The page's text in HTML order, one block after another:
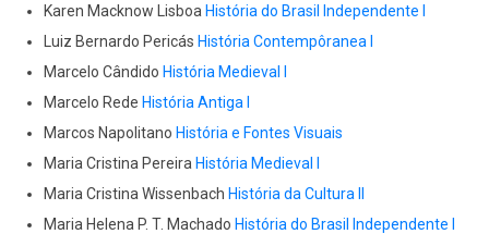
Karen Macknow Lisboa História do Brasil Independente I
Luiz Bernardo Pericás História Contempôranea I
Marcelo Cândido História Medieval I
Marcelo Rede História Antiga I
Marcos Napolitano História e Fontes Visuais
Maria Cristina Pereira História Medieval I
Maria Cristina Wissenbach História da Cultura II
Maria Helena P. T. Machado História do Brasil Independente I